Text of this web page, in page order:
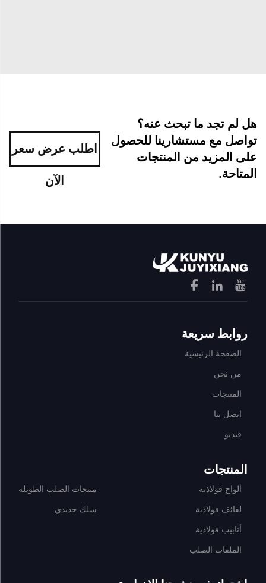
هل لم تجد ما تبحث عنه؟
تواصل مع مستشارينا للحصول
على المزيد من المنتجات
المتاحة.
اطلب عرض سعر
الآن
روابط سريعة
الصفحة الرئيسية
من نحن
المنتجات
اتصل بنا
فيديو
المنتجات
ألواح فولاذية
لفائف فولاذية
أنابيب فولاذية
الملفات الصلب
منتجات الصلب الطويلة
سلك حديدي